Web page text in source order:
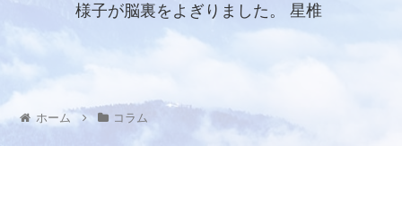
様子が脳裏をよぎりました。 星椎
先生の浄霊による救済の道が開か
違いありません。
ホーム コラム